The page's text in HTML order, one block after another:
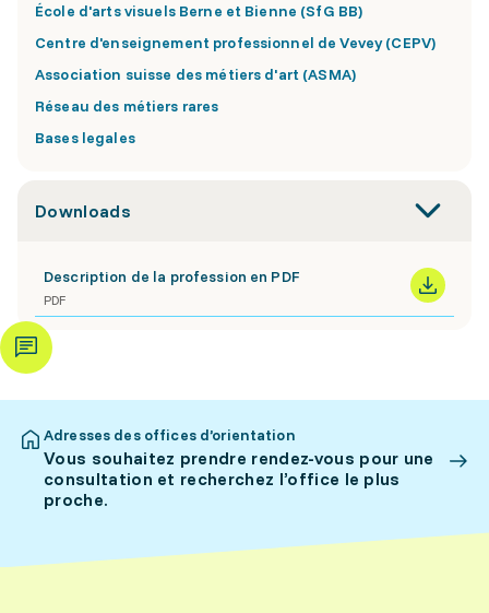
École d'arts visuels Berne et Bienne (SfG BB)
Centre d'enseignement professionnel de Vevey (CEPV)
Association suisse des métiers d'art (ASMA)
Réseau des métiers rares
Bases legales
Downloads
Description de la profession en PDF
PDF
Adresses des offices d’orientation
Vous souhaitez prendre rendez-vous pour une
consultation et recherchez l’office le plus
proche.